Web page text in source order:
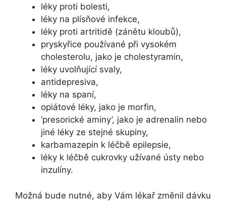
léky proti bolesti,
léky na plísňové infekce,
léky proti artritidě (zánětu kloubů),
pryskyřice používané při vysokém
cholesterolu, jako je cholestyramin,
léky uvolňující svaly,
antidepresiva,
léky na spaní,
opiátové léky, jako je morfin,
‘presorické aminy’, jako je adrenalin nebo
jiné léky ze stejné skupiny,
karbamazepin k léčbě epilepsie,
léky k léčbě cukrovky užívané ústy nebo
inzulíny.
Možná bude nutné, aby Vám lékař změnil dávku